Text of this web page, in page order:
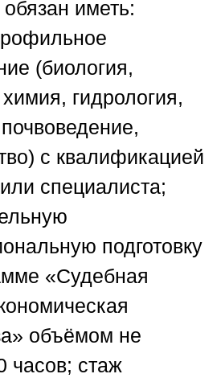
иметь:
(биология,
гидрология,
с квалификацией
специалиста;
подготовку
«Судебная
объёмом не
часов; стаж